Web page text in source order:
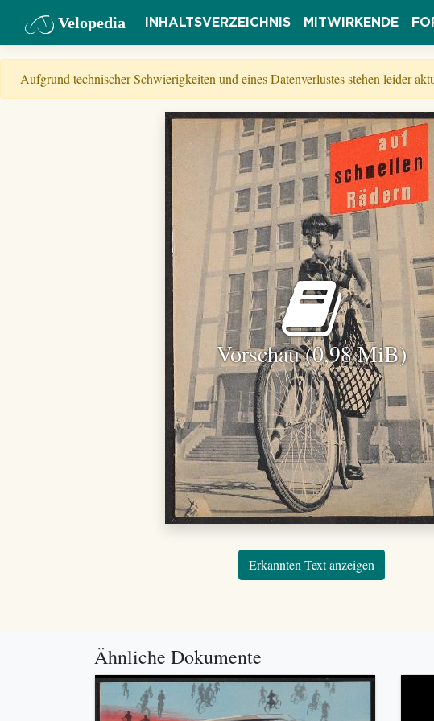
Velopedia INHALTSVERZEICHNIS MITWIRKENDE
Aufgrund technischer Schwierigkeiten und eines Datenverlustes stehen leider
Vorschau (0,98 MiB)
Erkannten Text anzeigen
Ähnliche Dokumente